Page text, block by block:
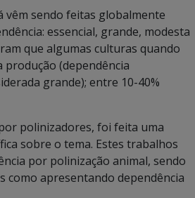
vêm sendo feitas globalmente
essencial, grande, modesta
que algumas culturas quando
produção (dependência
grande); entre 10-40%
polinizadores, foi feita uma
sobre o tema. Estes trabalhos
por polinização animal, sendo
como apresentando dependência